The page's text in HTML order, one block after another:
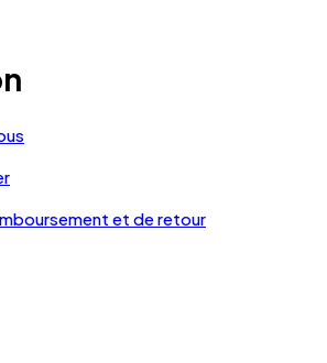
et de retour